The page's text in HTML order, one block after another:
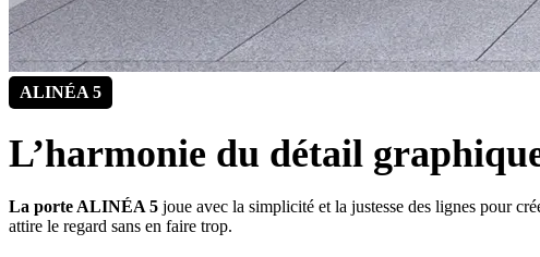
ALINÉA 5
L’harmonie du détail
La porte ALINÉA 5 joue avec la simplicité et la justesse des lignes pour
attire le regard sans en faire trop.